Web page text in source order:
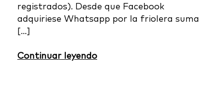
registrados). Desde que Facebook
adquiriese Whatsapp por la friolera suma
[…]
Continuar leyendo